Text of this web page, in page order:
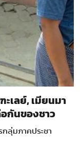
เลย์, เมียนมา
อกันของชาว
ลุ่มภาคประชา